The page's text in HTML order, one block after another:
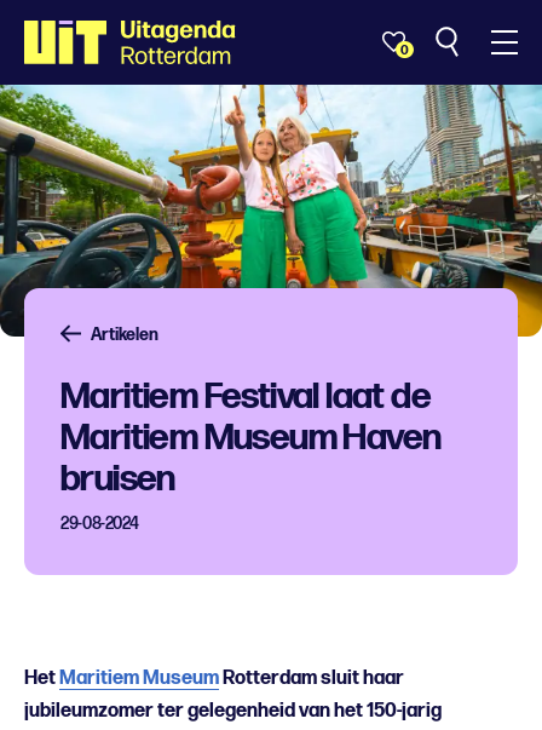
0
Artikelen
Maritiem Festival laat de
Maritiem Museum Haven
bruisen
29-08-2024
HetMaritiem MuseumRotterdam sluit haar
jubileumzomer ter gelegenheid van het 150-jarig